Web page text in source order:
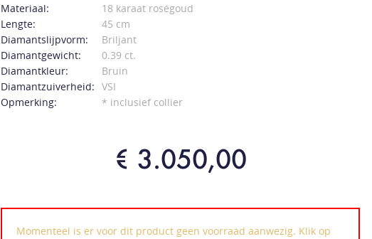
Materiaal:
18 karaat roségoud
Lengte:
45 cm
Diamantslijpvorm:
Briljant
Diamantgewicht:
0.39 ct.
Diamantkleur:
Bruin
Diamantzuiverheid:
VSI
Opmerking:
* inclusief collier
€ 3.050,00
Momenteel is er voor dit product geen voorraad aanwezig. Klik op